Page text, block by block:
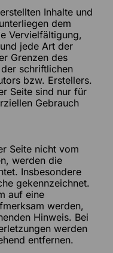
Inhalte und
dem
Vervielfältigung,
jede Art der
Grenzen des
schriftlichen
bzw. Erstellers.
Seite sind nur für
Gebrauch
Seite nicht vom
werden die
Insbesondere
gekennzeichnet.
auf eine
werden,
Hinweis. Bei
werden
entfernen.